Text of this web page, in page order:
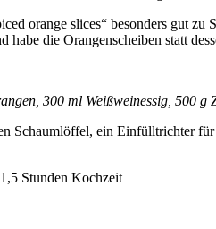
orange slices“ besonders gut
habe die Orangenscheiben statt
300 ml Weißweinessig, 500 g
Schaumlöffel, ein Einfülltrichter
Stunden Kochzeit